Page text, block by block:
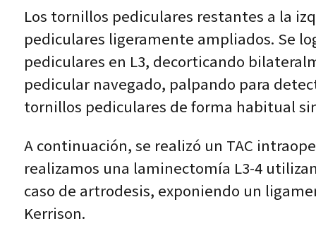
Los tornillos pediculares restantes a la
pediculares ligeramente ampliados. Se
pediculares en L3, decorticando
pedicular navegado, palpando para
tornillos pediculares de forma habitual
A continuación, se realizó un TAC
realizamos una laminectomía L3-4
caso de artrodesis, exponiendo un
Kerrison.